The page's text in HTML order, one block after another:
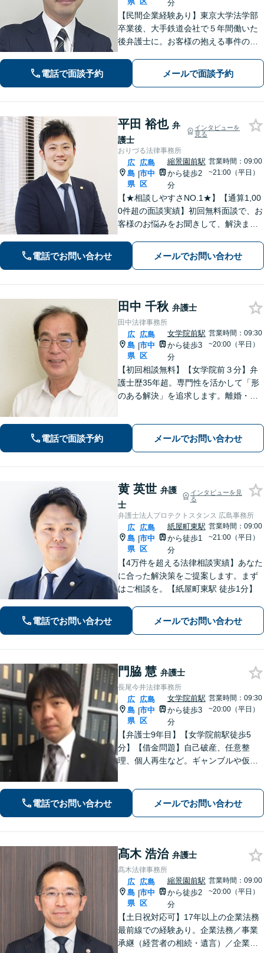
分
【民間企業経験あり】東京大学法学部
卒業後、大手鉄道会社で５年間働いた
後弁護士に。お客様の抱える事件の本
出すのが得意です。逆に私からは、法
律用語を多用しない分かり易い説明を
電話で面談予約 メールで面談予約
平田 裕也 弁
護士
インタビューを
見る
おりづる法律事務所
広
島
県
|
広島
市中
区
縮景園前駅
から徒歩2
分
営業時間：09:00
~21:00（平日）
【★相談しやすさNO.1★】【通算1,00
0件超の面談実績】初回無料面談で、お
客様のお悩みをお聞きして、解決まで
婚問題」「私選刑事事件」「自己破
産」「相続」問題を得意としていま
電話でお問い合わせ メールでお問い合わせ
田中 千秋 弁護士
田中法律事務所
広
島
県
|
広島
市中
区
女学院前駅
から徒歩3
分
営業時間：09:30
~20:00（平日）
【初回相談無料】【女学院前３分】弁
護士歴35年超。専門性を活かして「形
のある解決」を追求します。離婚・債
話しやすい弁護士に是非ご相談くださ
い。（合同庁舎内郵便局近く）
電話で面談予約 メールでお問い合わせ
黄 英世 弁護
士
インタビューを見
る
弁護士法人プロテクトスタンス 広島事務所
広
島
県
|
広島
市中
区
紙屋町東駅
から徒歩1
分
営業時間：09:00
~21:00（平日）
【4万件を超える法律相談実績】あなた
に合った解決策をご提案します。まず
はご相談を。【紙屋町東駅 徒歩1分】
電話でお問い合わせ メールでお問い合わせ
門脇 慧 弁護士
長尾今井法律事務所
広
島
県
|
広島
市中
区
女学院前駅
から徒歩3
分
営業時間：09:30
~20:00（平日）
【弁護士9年目】【女学院前駅徒歩5
分】【借金問題】自己破産、任意整
理、個人再生など。ギャンブルや仮想
などご相談ください【夜間土日祝相談
可】【初回相談無料】【Zoom面談可】
電話でお問い合わせ メールでお問い合わせ
髙木 浩治 弁護士
髙木法律事務所
広
島
県
|
広島
市中
区
縮景園前駅
から徒歩2
分
営業時間：09:00
~20:00（平日）
【土日祝対応可】17年以上の企業法務
最前線での経験あり。企業法務／事業
承継（経営者の相続・遺言）／企業の